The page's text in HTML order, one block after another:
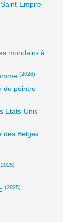
Empire
mondains à
(2026)
du peintre
Etats-Unis
des Belges
(2025)